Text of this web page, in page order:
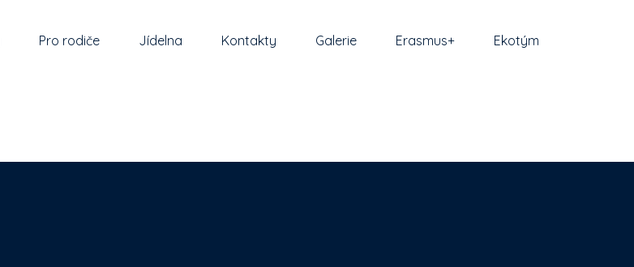
Pro rodiče Jídelna Kontakty Galerie Erasmus+ Ekotým